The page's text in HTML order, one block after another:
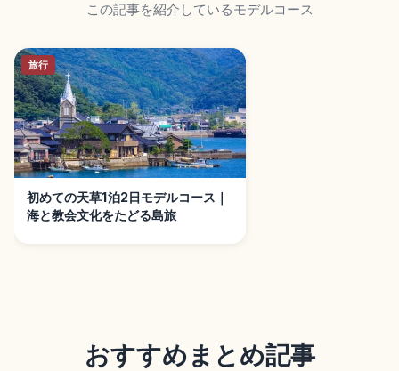
この記事を紹介しているモデルコース
旅行
初めての天草1泊2日モデルコース｜
海と教会文化をたどる島旅
おすすめまとめ記事